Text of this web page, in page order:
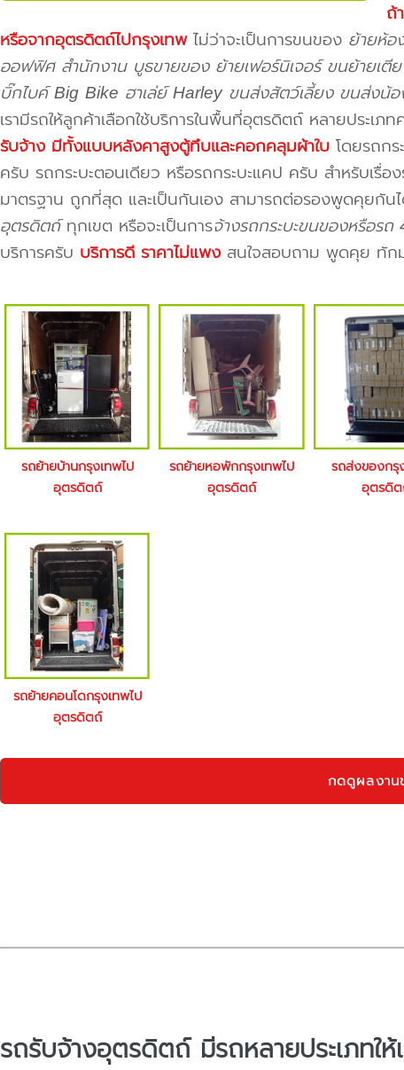
ถ้
หรือจากอุตรดิตถ์ไปกรุงเทพไม่ว่าจะเป็นการขนของ ย้ายห้อ
ออฟฟิศ สำนักงาน บูธขายของ ย้ายเฟอร์นิเจอร์ ขนย้ายเตี
บิ๊กไบค์ Big Bike ฮาเล่ย์ Harley ขนส่งสัตว์เลี้ยง ขนส่งน้
เรามีรถให้ลูกค้าเลือกใช้บริการในพื้นที่อุตรดิตถ์ หลายประเภท
รับจ้าง มีทั้งแบบหลังคาสูงตู้ทึบและคอกคลุมผ้าใบโดยรถกร
ครับ รถกระบะตอนเดียว หรือรถกระบะแคป ครับ สำหรับเรื่อ
มาตรฐาน ถูกที่สุด และเป็นกันเอง สามารถต่อรองพูดคุยกัน
อุตรดิตถ์ทุกเขต หรือจะเป็นการจ้างรถกระบะขนของหรือร
บริการครับ บริการดี ราคาไม่แพงสนใจสอบถาม พูดคุย ทักม
รถย้ายบ้านกรุงเทพไป
อุตรดิตถ์
รถย้ายหอพักกรุงเทพไป
อุตรดิตถ์
รถส่งของกรุ
อุตรดิ
รถย้ายคอนโดกรุงเทพไป
อุตรดิตถ์
กดดูผลงาน
รถรับจ้างอุตรดิตถ์ มีรถหลายประเภทให้